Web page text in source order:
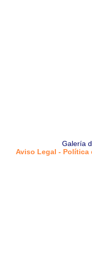
Galería
Aviso Legal -